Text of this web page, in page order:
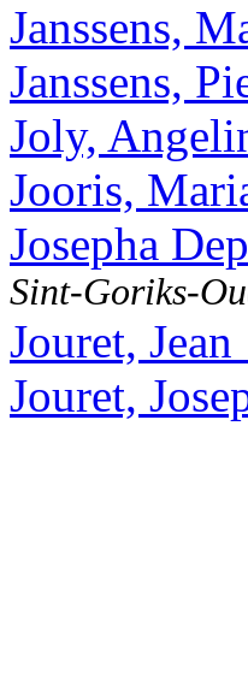
Janssens,
Janssens,
Joly,
Jooris,
Josepha
Sint-Goriks-
Jouret,
Jouret,